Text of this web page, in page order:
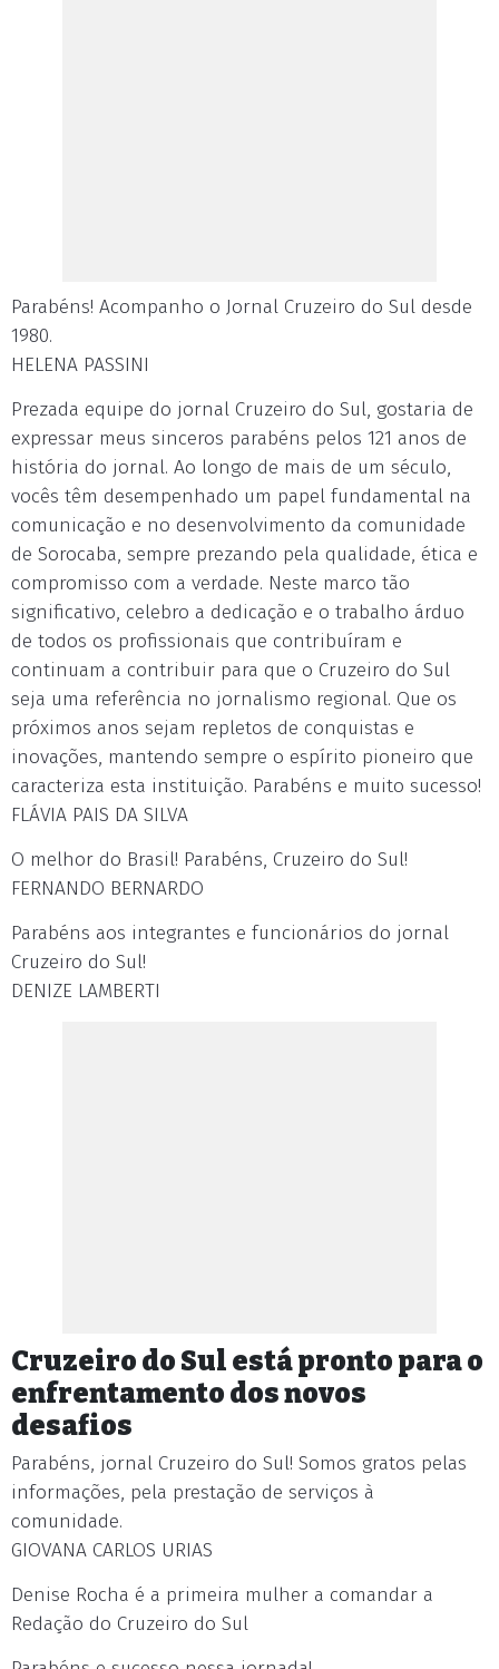
Parabéns! Acompanho o Jornal Cruzeiro do Sul desde
1980.
HELENA PASSINI
Prezada equipe do jornal Cruzeiro do Sul, gostaria de
expressar meus sinceros parabéns pelos 121 anos de
história do jornal. Ao longo de mais de um século,
vocês têm desempenhado um papel fundamental na
comunicação e no desenvolvimento da comunidade
de Sorocaba, sempre prezando pela qualidade, ética e
compromisso com a verdade. Neste marco tão
significativo, celebro a dedicação e o trabalho árduo
de todos os profissionais que contribuíram e
continuam a contribuir para que o Cruzeiro do Sul
seja uma referência no jornalismo regional. Que os
próximos anos sejam repletos de conquistas e
inovações, mantendo sempre o espírito pioneiro que
caracteriza esta instituição. Parabéns e muito sucesso!
FLÁVIA PAIS DA SILVA
O melhor do Brasil! Parabéns, Cruzeiro do Sul!
FERNANDO BERNARDO
Parabéns aos integrantes e funcionários do jornal
Cruzeiro do Sul!
DENIZE LAMBERTI
Cruzeiro do Sul está pronto para o
enfrentamento dos novos
desafios
Parabéns, jornal Cruzeiro do Sul! Somos gratos pelas
informações, pela prestação de serviços à
comunidade.
GIOVANA CARLOS URIAS
Denise Rocha é a primeira mulher a comandar a
Redação do Cruzeiro do Sul